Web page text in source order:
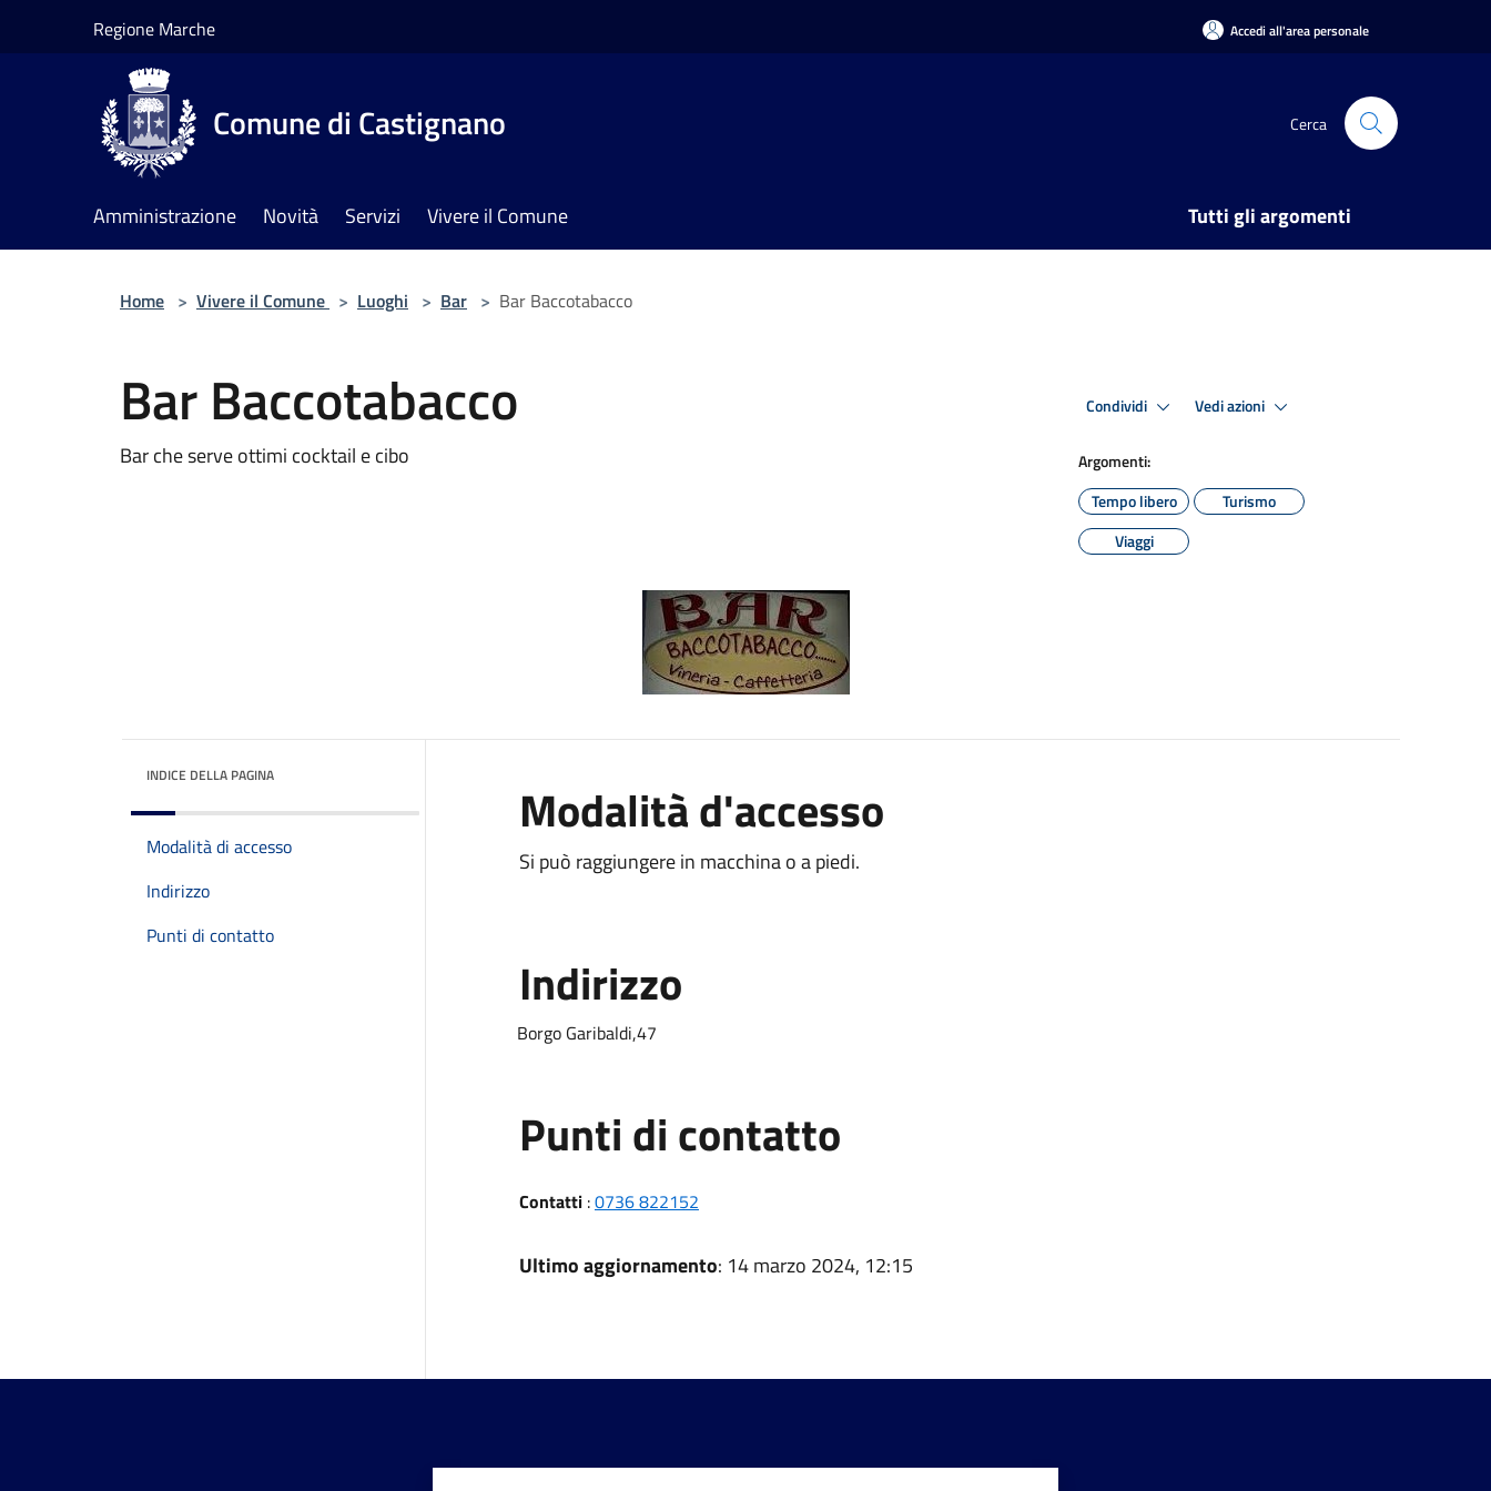
Regione Marche Accedi all'area personale
Comune di Castignano Cerca
Amministrazione Novità Servizi Vivere il Comune Tutti gli argomenti
Home > Vivere il Comune > Luoghi > Bar > Bar Baccotabacco
Bar Baccotabacco
Bar che serve ottimi cocktail e cibo
Condividi Vedi azioni
Argomenti:
Tempo libero
Turismo
Viaggi
INDICE DELLA PAGINA
Modalità di accesso
Indirizzo
Punti di contatto
Modalità d'accesso
Si può raggiungere in macchina o a piedi.
Indirizzo
Borgo Garibaldi,47
Punti di contatto
Contatti:0736 822152
Ultimo aggiornamento: 14 marzo 2024, 12:15